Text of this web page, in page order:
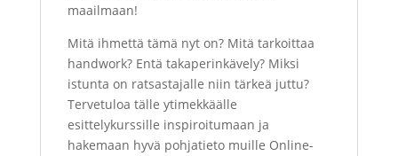
maailmaan!
Mitä ihmettä tämä nyt on? Mitä tarkoittaa
handwork? Entä takaperinkävely? Miksi
istunta on ratsastajalle niin tärkeä juttu?
Tervetuloa tälle ytimekkäälle
esittelykurssille inspiroitumaan ja
hakemaan hyvä pohjatieto muille Online-